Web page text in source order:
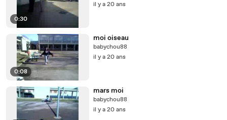
0:30
il y a 20 ans
0:08
moi oiseau
babychou88
il y a 20 ans
mars moi
babychou88
il y a 20 ans